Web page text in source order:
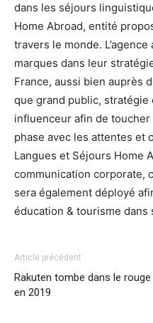
dans les séjours
Home Abroad, entité
travers le monde.
marques dans leur
France, aussi bien auprès
que grand public,
influenceur afin de
phase avec les attentes et
Langues et Séjours Home
communication corporate,
sera également déployé
éducation & tourisme dans
Article précédent
Rakuten tombe dans le rouge
en 2019